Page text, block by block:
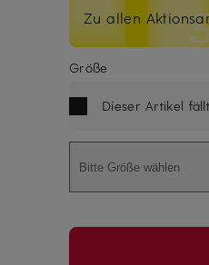
Zu allen
Größe
Dieser Artikel fällt
Bitte Größe wählen